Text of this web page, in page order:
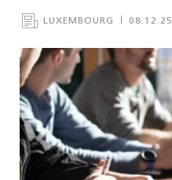
LUXEMBOURG 08.12.25